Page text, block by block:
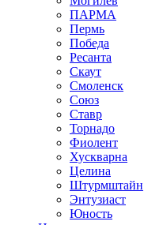
ПАРМА
Пермь
Победа
Ресанта
Скаут
Смоленск
Союз
Ставр
Торнадо
Фиолент
Хускварна
Целина
Штурмштайн
Энтузиаст
Юность